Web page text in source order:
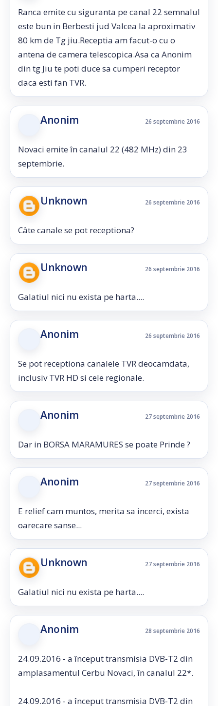
Ranca emite cu siguranta pe canal 22 semnalul
este bun in Berbesti jud Valcea la aproximativ
80 km de Tg jiu.Receptia am facut-o cu o
antena de camera telescopica.Asa ca Anonim
din tg Jiu te poti duce sa cumperi receptor
daca esti fan TVR.
Anonim 26 septembrie 2016
Novaci emite în canalul 22 (482 MHz) din 23
septembrie.
Unknown 26 septembrie 2016
Câte canale se pot receptiona?
Unknown 26 septembrie 2016
Galatiul nici nu exista pe harta....
Anonim 26 septembrie 2016
Se pot receptiona canalele TVR deocamdata,
inclusiv TVR HD si cele regionale.
Anonim 27 septembrie 2016
Dar in BORSA MARAMURES se poate Prinde ?
Anonim 27 septembrie 2016
E relief cam muntos, merita sa incerci, exista
oarecare sanse...
Unknown 27 septembrie 2016
Galatiul nici nu exista pe harta....
Anonim 28 septembrie 2016
24.09.2016 - a început transmisia DVB-T2 din
amplasamentul Cerbu Novaci, în canalul 22*.
24.09.2016 - a început transmisia DVB-T2 din